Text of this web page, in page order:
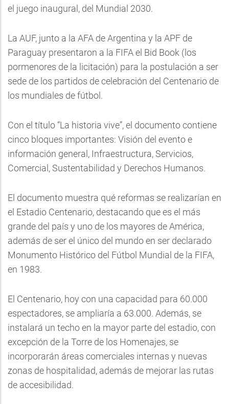
el juego inaugural, del Mundial 2030.
La AUF, junto a la AFA de Argentina y la APF de
Paraguay presentaron a la FIFA el Bid Book (los
pormenores de la licitación) para la postulación a ser
sede de los partidos de celebración del Centenario de
los mundiales de fútbol.
Con el título “La historia vive”, el documento contiene
cinco bloques importantes: Visión del evento e
información general, Infraestructura, Servicios,
Comercial, Sustentabilidad y Derechos Humanos.
El documento muestra qué reformas se realizarían en
el Estadio Centenario, destacando que es el más
grande del país y uno de los mayores de América,
además de ser el único del mundo en ser declarado
Monumento Histórico del Fútbol Mundial de la FIFA,
en 1983.
El Centenario, hoy con una capacidad para 60.000
espectadores, se ampliaría a 63.000. Además, se
instalará un techo en la mayor parte del estadio, con
excepción de la Torre de los Homenajes, se
incorporarán áreas comerciales internas y nuevas
zonas de hospitalidad, además de mejorar las rutas
de accesibilidad.